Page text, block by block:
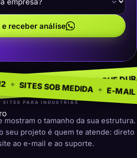
e receber análise
QUE DURA SEM
DESDE 2012 ✦ SITES SOB
darleicordeiro
SITES PARA INDÚSTRIAS
mostram o tamanho da sua estrutura.
seu projeto é quem te atende: direto
ao e-mail e ao suporte.